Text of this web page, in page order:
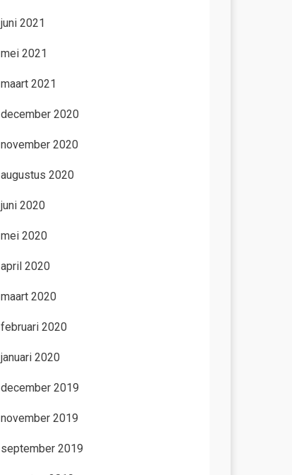
juni 2021
mei 2021
maart 2021
december 2020
november 2020
augustus 2020
juni 2020
mei 2020
april 2020
maart 2020
februari 2020
januari 2020
december 2019
november 2019
september 2019